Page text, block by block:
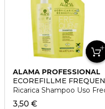
ALAMA PROFESSIONAL
ECOREFILLME
Ricarica Shampoo Uso
3,50 €